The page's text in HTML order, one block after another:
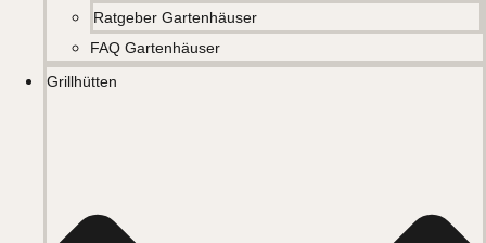
Ratgeber Gartenhäuser
FAQ Gartenhäuser
Grillhütten